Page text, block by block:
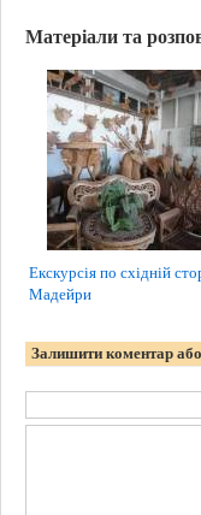
Матеріали та
Екскурсія по східній
Мадейри
Залишити коментар